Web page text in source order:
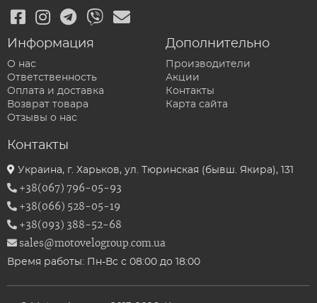
Информация
О нас
Ответственность
Оплата и доставка
Возврат товара
Отзывы о нас
Дополнительно
Производители
Акции
Контакты
Карта сайта
Контакты
Украина, г. Харьков, ул. Тюринская (бывш. Якира), 131
+38(067) 796-05-93
+38(066) 528-05-19
+38(093) 388-52-68
sales@motovelogroup.com.ua
Время работы: Пн-Вс с 08:00 до 18:00